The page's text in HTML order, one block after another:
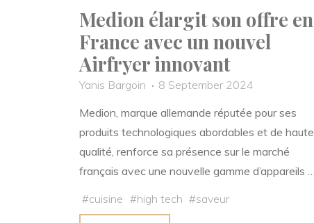
Medion élargit son offre en
France avec un nouvel
Airfryer innovant
Yanis Bargoin
8 September 2024
Medion, marque allemande réputée pour ses
produits technologiques abordables et de haute
qualité, renforce sa présence sur le marché
français avec une nouvelle gamme d’appareils …
#cuisine #high tech #saveur